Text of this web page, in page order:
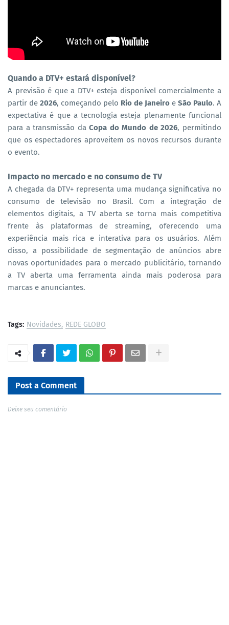
Quando a DTV+ estará disponível?
A previsão é que a DTV+ esteja disponível comercialmente a
partir de 2026, começando pelo Rio de Janeiro e São Paulo. A
expectativa é que a tecnologia esteja plenamente funcional
para a transmissão daCopa do Mundo de 2026, permitindo
que os espectadores aproveitem os novos recursos durante
o evento.
Impacto no mercado e no consumo de TV
A chegada da DTV+ representa uma mudança significativa no
consumo de televisão no Brasil. Com a integração de
elementos digitais, a TV aberta se torna mais competitiva
frente às plataformas de streaming, oferecendo uma
experiência mais rica e interativa para os usuários. Além
disso, a possibilidade de segmentação de anúncios abre
novas oportunidades para o mercado publicitário, tornando
a TV aberta uma ferramenta ainda mais poderosa para
marcas e anunciantes.
Tags: Novidades REDE GLOBO
Post a Comment
Deixe seu comentário